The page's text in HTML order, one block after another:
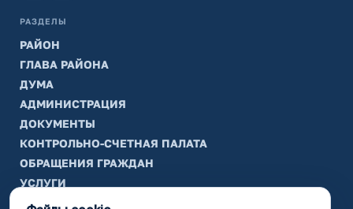
РАЗДЕЛЫ
РАЙОН
ГЛАВА РАЙОНА
ДУМА
АДМИНИСТРАЦИЯ
ДОКУМЕНТЫ
КОНТРОЛЬНО-СЧЕТНАЯ ПАЛАТА
ОБРАЩЕНИЯ ГРАЖДАН
УСЛУГИ
ТИК